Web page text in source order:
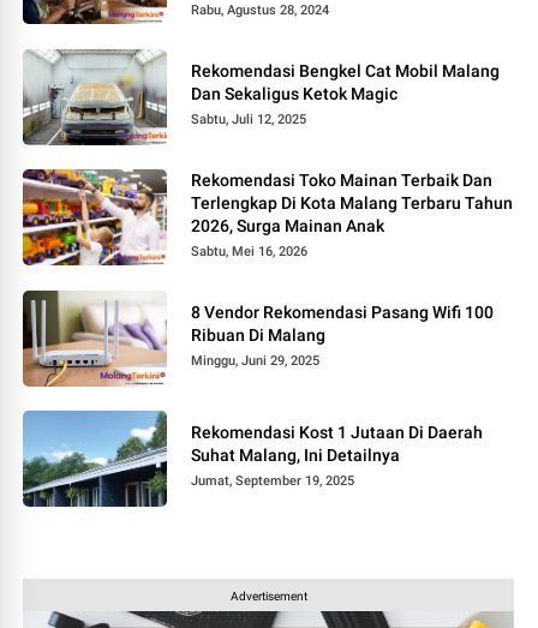
Rabu, Agustus 28, 2024
Rekomendasi Bengkel Cat Mobil Malang
Dan Sekaligus Ketok Magic
Sabtu, Juli 12, 2025
Rekomendasi Toko Mainan Terbaik Dan
Terlengkap Di Kota Malang Terbaru Tahun
2026, Surga Mainan Anak
Sabtu, Mei 16, 2026
8 Vendor Rekomendasi Pasang Wifi 100
Ribuan Di Malang
Minggu, Juni 29, 2025
Rekomendasi Kost 1 Jutaan Di Daerah
Suhat Malang, Ini Detailnya
Jumat, September 19, 2025
Advertisement